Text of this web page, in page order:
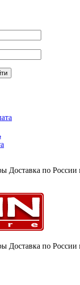
Доставка по
Доставка по